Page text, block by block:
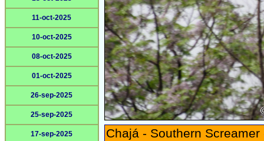
11-oct-2025
10-oct-2025
08-oct-2025
01-oct-2025
26-sep-2025
25-sep-2025
17-sep-2025 Chajá - Southern